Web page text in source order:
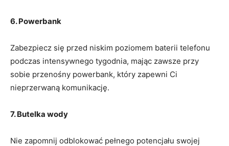
6. Powerbank
Zabezpiecz⁢ się przed niskim poziomem baterii telefonu
podczas intensywnego tygodnia, mając zawsze przy
sobie przenośny powerbank,⁢ który zapewni ⁤Ci
nieprzerwaną komunikację.
7. Butelka wody
Nie⁣ zapomnij odblokować pełnego potencjału ‌swojej